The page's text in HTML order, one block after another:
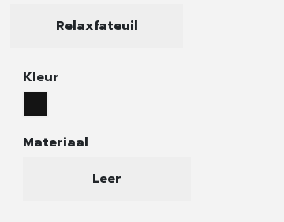
Relaxfateuil
Kleur
Materiaal
Leer